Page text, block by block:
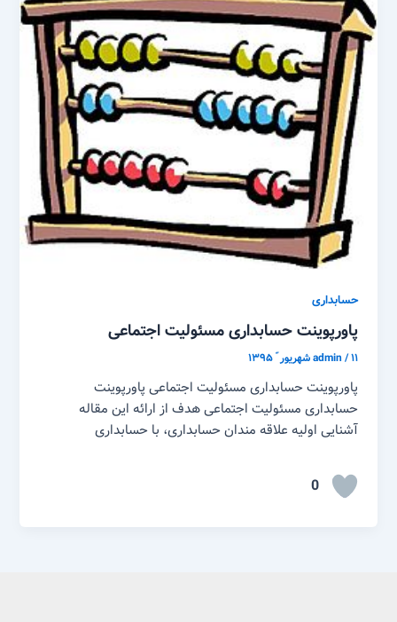
حسابداری
پاورپوینت حسابداری مسئولیت اجتماعی
admin/۱۱ شهریور ّ ۱۳۹۵
پاورپوینت حسابداری مسئولیت اجتماعی پاورپوینت
حسابداری مسئولیت اجتماعی هدف از ارائه این مقاله
آشنایی اولیه علاقه مندان حسابداری، با حسابداری
0